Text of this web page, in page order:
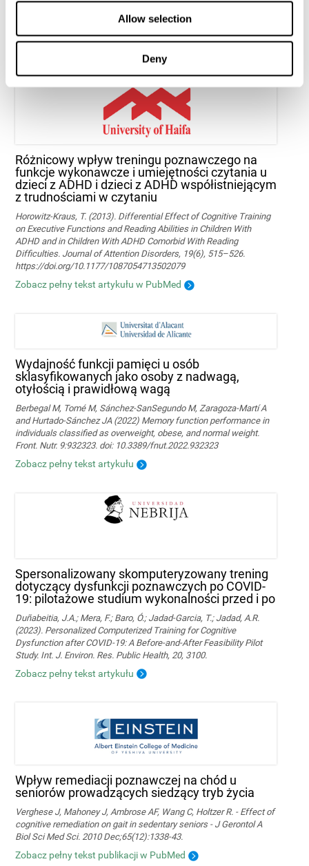
Allow selection
Deny
Training Improve Mobility, Enhance Cognition, and Promote Neural
Activation? Frontiers in Aging Neuroscience, 14.
Różnicowy wpływ treningu poznawczego na
funkcje wykonawcze i umiejętności czytania u
dzieci z ADHD i dzieci z ADHD współistniejącym
z trudnościami w czytaniu
Horowitz-Kraus, T. (2013). Differential Effect of Cognitive Training
on Executive Functions and Reading Abilities in Children With
ADHD and in Children With ADHD Comorbid With Reading
Difficulties. Journal of Attention Disorders, 19(6), 515–526.
https://doi.org/10.1177/1087054713502079
Zobacz pełny tekst artykułu w PubMed
Wydajność funkcji pamięci u osób
sklasyfikowanych jako osoby z nadwagą,
otyłością i prawidłową wagą
Berbegal M, Tomé M, Sánchez-SanSegundo M, Zaragoza-Martí A
and Hurtado-Sánchez JA (2022) Memory function performance in
individuals classified as overweight, obese, and normal weight.
Front. Nutr. 9:932323. doi: 10.3389/fnut.2022.932323
Zobacz pełny tekst artykułu
Spersonalizowany skomputeryzowany trening
dotyczący dysfunkcji poznawczych po COVID-
19: pilotażowe studium wykonalności przed i po
Duñabeitia, J.A.; Mera, F.; Baro, Ó.; Jadad-Garcia, T.; Jadad, A.R.
(2023). Personalized Computerized Training for Cognitive
Dysfunction after COVID-19: A Before-and-After Feasibility Pilot
Study. Int. J. Environ. Res. Public Health, 20, 3100.
Zobacz pełny tekst artykułu
Wpływ remediacji poznawczej na chód u
seniorów prowadzących siedzący tryb życia
Verghese J, Mahoney J, Ambrose AF, Wang C, Holtzer R. - Effect of
cognitive remediation on gait in sedentary seniors - J Gerontol A
Biol Sci Med Sci. 2010 Dec;65(12):1338-43.
Zobacz pełny tekst publikacji w PubMed